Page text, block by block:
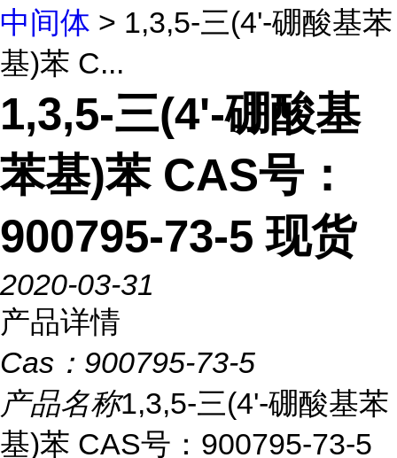
中间体 > 1,3,5-三(4'-硼酸基苯
基)苯 C...
1,3,5-三(4'-硼酸基
苯基)苯 CAS号：
900795-73-5 现货
2020-03-31
产品详情
Cas： 900795-73-5
产品名称1,3,5-三(4'-硼酸基苯
基)苯 CAS号：900795-73-5